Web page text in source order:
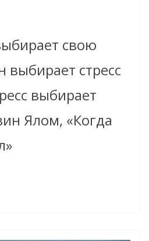
свою
выбирает стресс
выбирает
Ялом, «Когда